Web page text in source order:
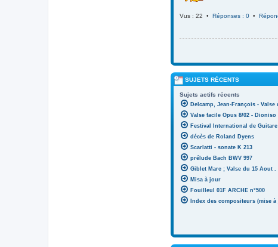
Vus : 22 • Réponses : 0 •
SUJETS RÉCENTS
Sujets actifs récents
Delcamp, Jean-François -
Valse facile Opus 8/02 - Dioniso
Festival International de
décès de Roland Dyens
Scarlatti - sonate K 213
prélude Bach BWV 997
Giblet Marc ; Valse du 15 Aout .
Misa à jour
Fouilleul 01F ARCHE n°500
Index des compositeurs (mise à